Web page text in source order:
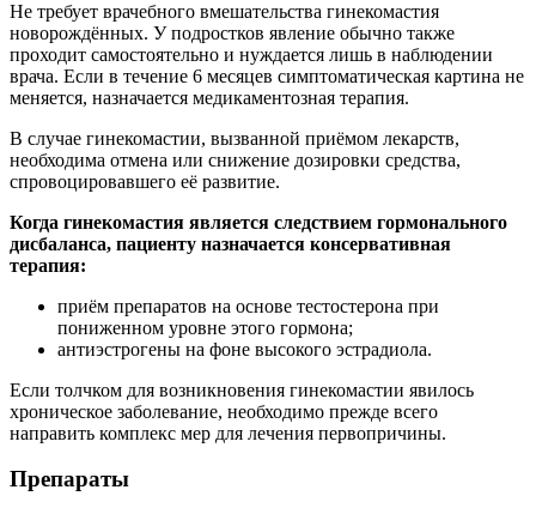
Не требует врачебного вмешательства гинекомастия
новорождённых. У подростков явление обычно также
проходит самостоятельно и нуждается лишь в наблюдении
врача. Если в течение 6 месяцев симптоматическая картина не
меняется, назначается медикаментозная терапия.
В случае гинекомастии, вызванной приёмом лекарств,
необходима отмена или снижение дозировки средства,
спровоцировавшего её развитие.
Когда гинекомастия является следствием гормонального
дисбаланса, пациенту назначается консервативная
терапия:
приём препаратов на основе тестостерона при
пониженном уровне этого гормона;
антиэстрогены на фоне высокого эстрадиола.
Если толчком для возникновения гинекомастии явилось
хроническое заболевание, необходимо прежде всего
направить комплекс мер для лечения первопричины.
Препараты